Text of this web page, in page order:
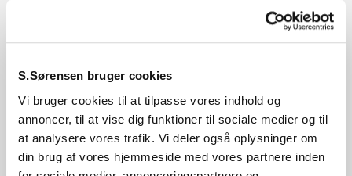
S.Sørensen bruger cookies
Vi bruger cookies til at tilpasse vores indhold og
annoncer, til at vise dig funktioner til sociale medier og til
at analysere vores trafik. Vi deler også oplysninger om
din brug af vores hjemmeside med vores partnere inden
færdige blandinger. Mange virksomheder ønsker at
reducere kompleksiteten og samle indkøb i et mere
bliver lettere at styre.
Skal I bruge krydderier?
Hvis krydderier er en fast del af jeres opskrifter,